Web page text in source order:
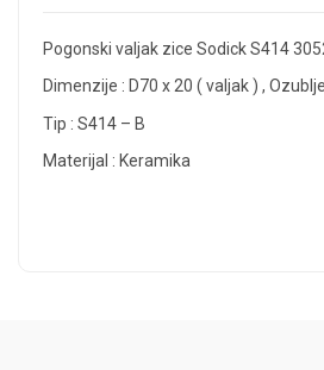
Pogonski valjak zice Sodick S414
Dimenzije : D70 x 20 ( valjak ) ,
Tip : S414 – B
Materijal : Keramika